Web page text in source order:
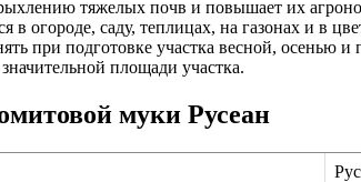
тяжелых почв и повышает их
в огороде, саду, теплицах, на газонах и в
при подготовке участка весной, осенью и
площади участка.
муки Русеан